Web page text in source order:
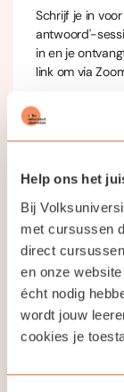
Help ons het
Bij
met cursussen
direct
en onze
écht nodig
wordt jouw
cookies je
Schrijf je in
antwoord'-
in en je
link om via
Jouw